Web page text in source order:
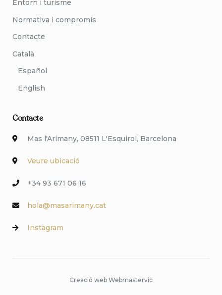
Entorn i turisme
Normativa i compromís
Contacte
Català
Español
English
Contacte
Mas l'Arimany, 08511 L'Esquirol, Barcelona
Veure ubicació
+34 93 671 06 16
hola@masarimany.cat
Instagram
Creació web Webmastervic